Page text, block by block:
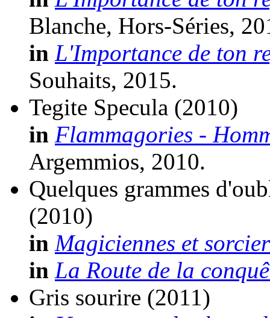
Blanche, Hors-Séries,
in L'Importance de ton
Souhaits, 2015.
Tegite Specula (2010)
in Flammagories -
Argemmios, 2010.
Quelques grammes
(2010)
in Magiciennes et
in La Route de la
Gris sourire (2011)